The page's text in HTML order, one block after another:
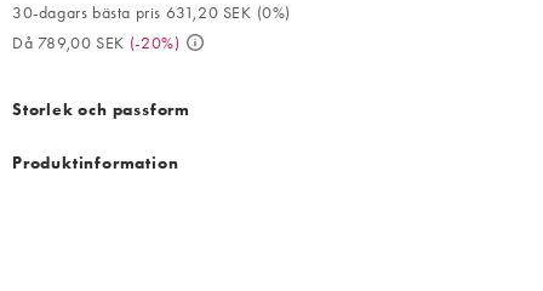
30-dagars bästa pris 631,20 SEK (0%)
Då 789,00 SEK (-20%)
Storlek och passform
Produktinformation